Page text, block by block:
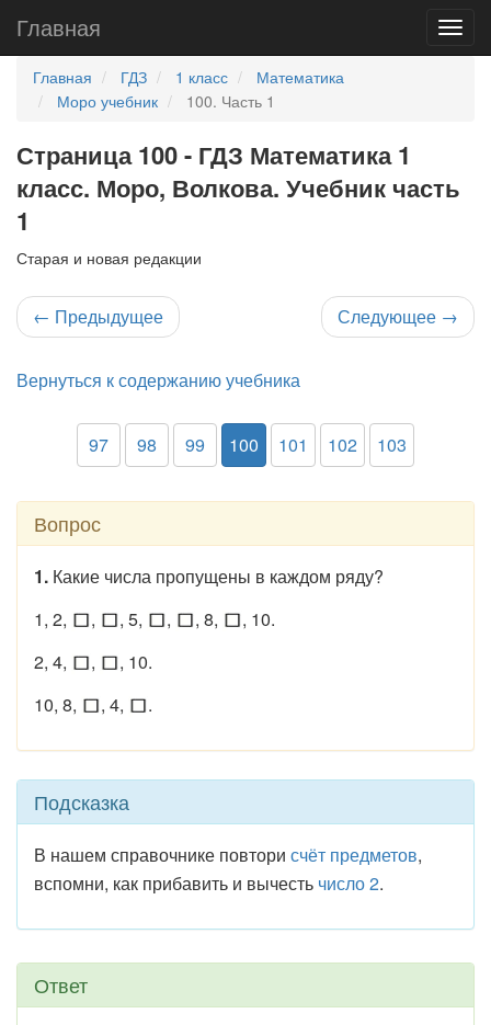
Главная
Главная ГДЗ 1 класс
Математика
Моро учебник
100. Часть 1
Страница 100 - ГДЗ Математика 1
класс. Моро, Волкова. Учебник часть
1
Старая и новая редакции
← Предыдущее Следующее →
Вернуться к содержанию учебника
97 98 99 100 101 102 103
Вопрос
1. Какие числа пропущены в каждом ряду?
1, 2,
, , 5, , , 8,
, 10.
2, 4,
,
, 10.
10, 8,
, 4, .
Подсказка
В нашем справочнике повтори счёт предметов,
вспомни, как прибавить и вычесть число 2.
Ответ